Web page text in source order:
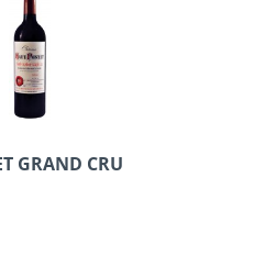
GRAND CRU